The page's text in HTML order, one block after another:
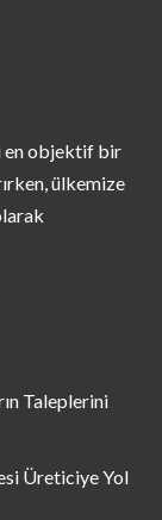
en objektif bir
ülkemize
Taleplerini
Üreticiye Yol